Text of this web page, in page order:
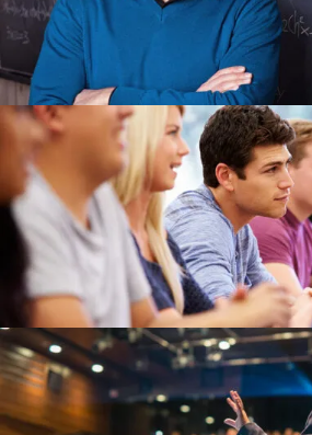
6 DE JUNIO DE 2016 BY
6 DE JUNIO DE 2016 BY